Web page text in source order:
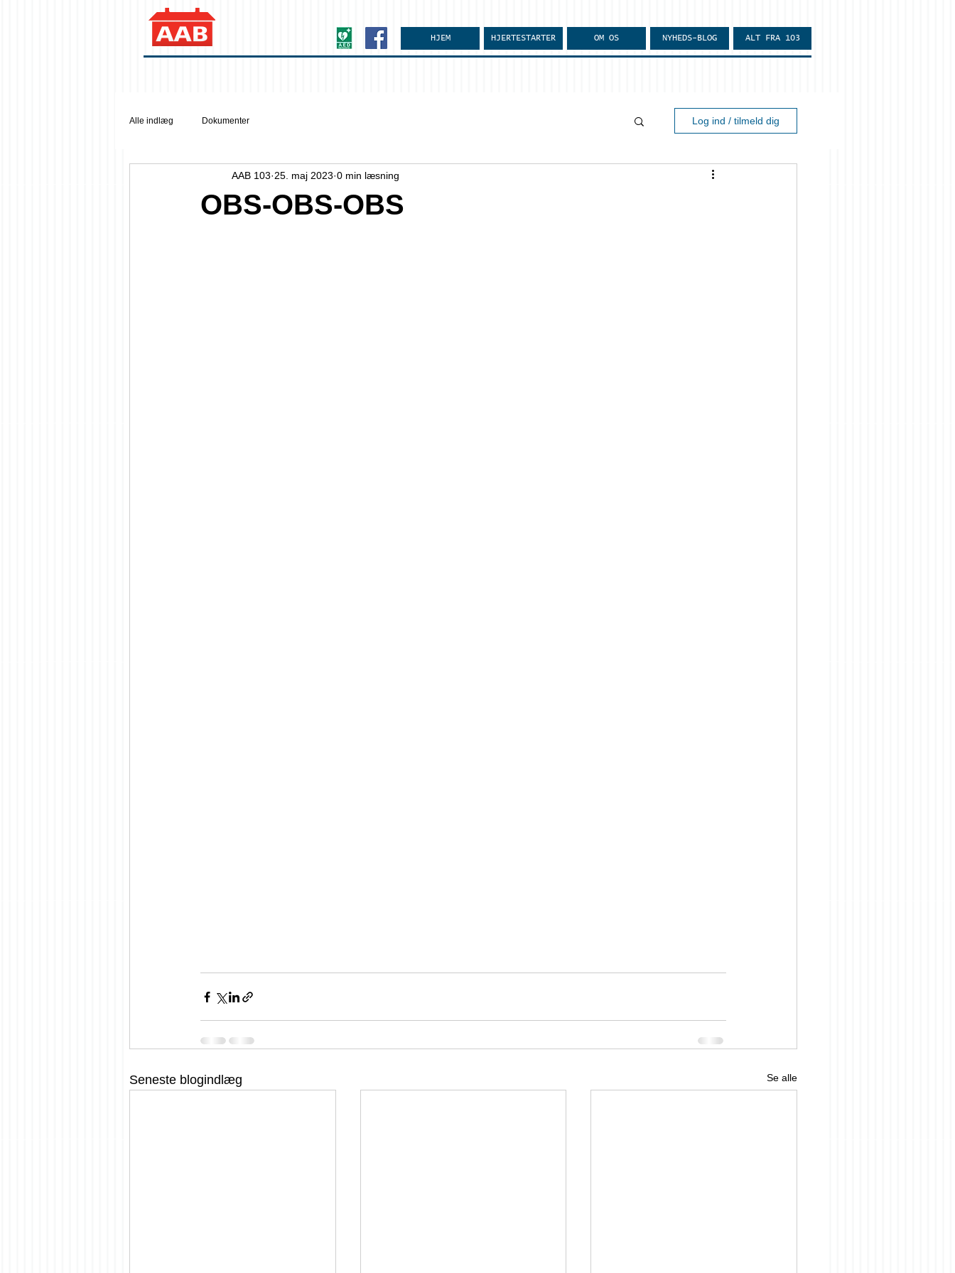
HJEM HJERTESTARTER OM OS NYHEDS-BLOG ALT FRA 103
Alle indlæg Dokumenter Log ind / tilmeld dig
OBS-OBS-OBS
AAB 103 25. maj 2023 0 min læsning
Seneste blogindlæg Se alle